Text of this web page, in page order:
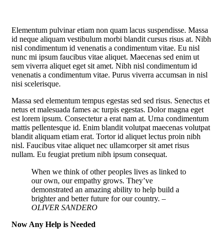
Elementum pulvinar etiam non quam lacus suspendisse. Massa
id neque aliquam vestibulum morbi blandit cursus risus at. Nibh
nisl condimentum id venenatis a condimentum vitae. Eu nisl
nunc mi ipsum faucibus vitae aliquet. Maecenas sed enim ut
sem viverra aliquet eget sit amet. Nibh nisl condimentum id
venenatis a condimentum vitae. Purus viverra accumsan in nisl
nisi scelerisque.
Massa sed elementum tempus egestas sed sed risus. Senectus et
netus et malesuada fames ac turpis egestas. Dolor magna eget
est lorem ipsum. Consectetur a erat nam at. Urna condimentum
mattis pellentesque id. Enim blandit volutpat maecenas volutpat
blandit aliquam etiam erat. Tortor id aliquet lectus proin nibh
nisl. Faucibus vitae aliquet nec ullamcorper sit amet risus
nullam. Eu feugiat pretium nibh ipsum consequat.
When we think of other peoples lives as linked to
our own, our empathy grows. They’ve
demonstrated an amazing ability to help build a
brighter and better future for our country. –
OLIVER SANDERO
Now Any Help is Needed